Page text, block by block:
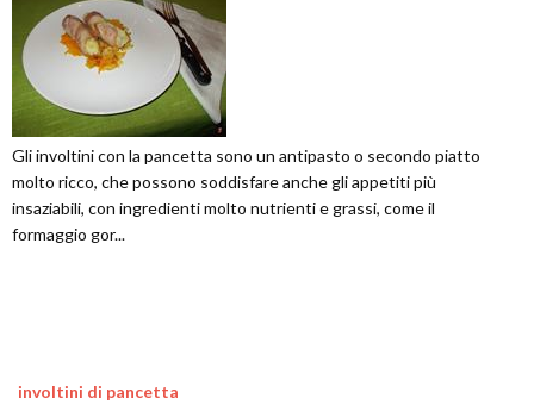
Gli involtini con la pancetta sono un antipasto o secondo piatto
molto ricco, che possono soddisfare anche gli appetiti più
insaziabili, con ingredienti molto nutrienti e grassi, come il
formaggio gor...
involtini di pancetta